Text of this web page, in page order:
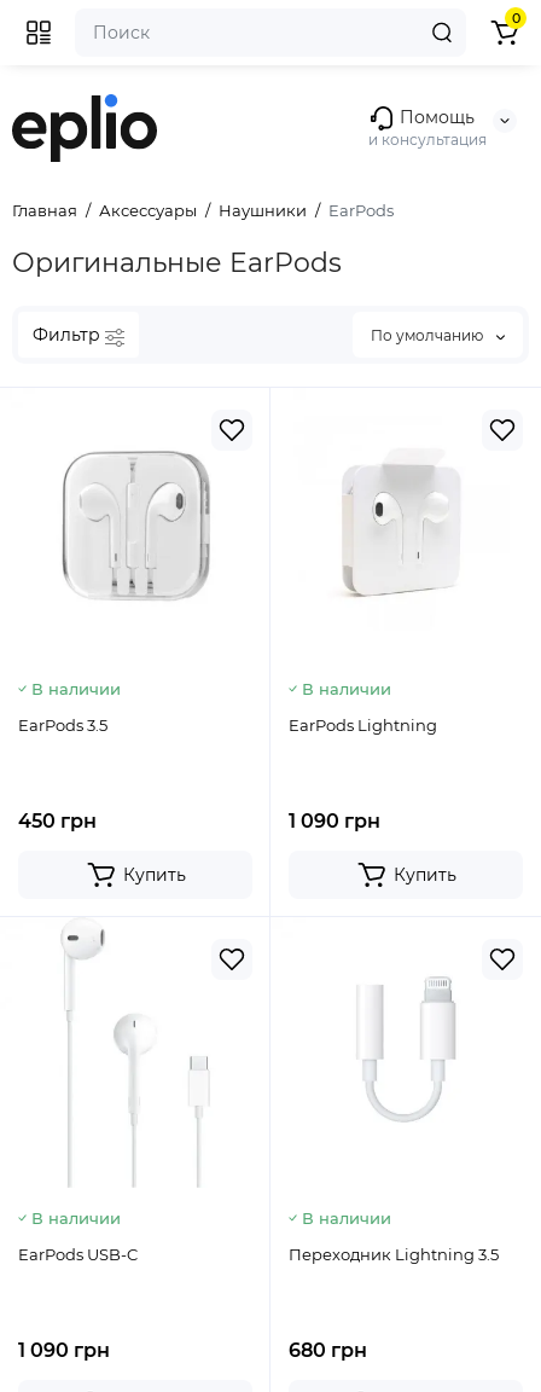
Помощь
и консультация
0
Главная Аксессуары Наушники EarPods
Оригинальные EarPods
Фильтр По умолчанию
В наличии
EarPods 3.5
450 грн
Купить
В наличии
EarPods Lightning
1 090 грн
Купить
В наличии
EarPods USB-C
1 090 грн
В наличии
Переходник Lightning 3.5
680 грн